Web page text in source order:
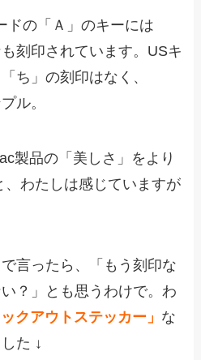
ドの「Ａ」のキーには
刻印されています。USキ
ち」の刻印はなく、
ル。
製品の「美しさ」をより
、わたしは感じていますが
言ったら、「もう刻印な
？」とも思うわけで。わ
クアウトステッカー」 な
た ↓